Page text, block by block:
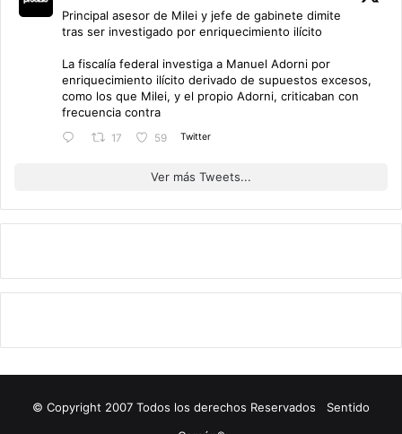
Principal asesor de Milei y jefe de gabinete dimite
tras ser investigado por enriquecimiento ilícito
La fiscalía federal investiga a Manuel Adorni por
enriquecimiento ilícito derivado de supuestos excesos,
como los que Milei, y el propio Adorni, criticaban con
frecuencia contra
17 59 Twitter
Ver más Tweets...
© Copyright 2007 Todos los derechos Reservados Sentido